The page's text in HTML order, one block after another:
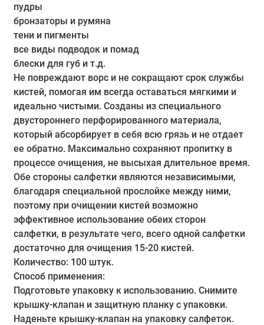
пудры
бронзаторы и румяна
тени и пигменты
все виды подводок и помад
блески для губ и т.д.
Не повреждают ворс и не сокращают срок службы
кистей, помогая им всегда оставаться мягкими и
идеально чистыми. Созданы из специального
двустороннего перфорированного материала,
который абсорбирует в себя всю грязь и не отдает
ее обратно. Максимально сохраняют пропитку в
процессе очищения, не высыхая длительное время.
Обе стороны салфетки являются независимыми,
благодаря специальной прослойке между ними,
поэтому при очищении кистей возможно
эффективное использование обеих сторон
салфетки, в результате чего, всего одной салфетки
достаточно для очищения 15-20 кистей.
Количество: 100 штук.
Способ применения:
Подготовьте упаковку к использованию. Снимите
крышку-клапан и защитную планку с упаковки.
Наденьте крышку-клапан на упаковку салфеток.